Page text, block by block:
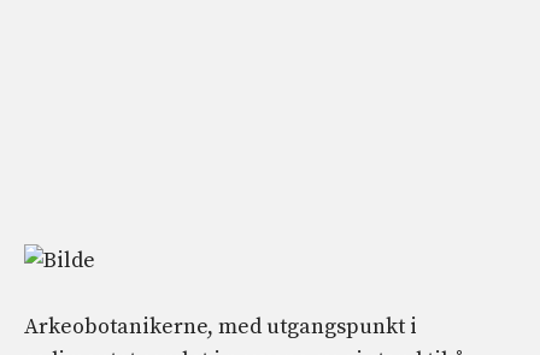
Arkeobotanikerne, med utgangspunkt i